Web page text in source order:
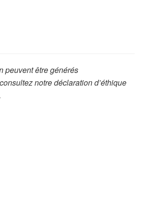
peuvent être générés
notre déclaration d’éthique